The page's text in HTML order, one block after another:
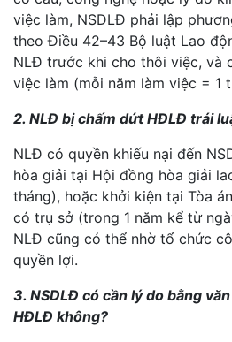
việc làm, NSDLĐ phải lập
theo Điều 42–43 Bộ luật Lao
NLĐ trước khi cho thôi việc, và
việc làm (mỗi năm làm việc = 1
2. NLĐ bị chấm dứt HĐLĐ trái
NLĐ có quyền khiếu nại đến
hòa giải tại Hội đồng hòa giải
tháng), hoặc khởi kiện tại Tòa
có trụ sở (trong 1 năm kể từ
NLĐ cũng có thể nhờ tổ chức
quyền lợi.
3. NSDLĐ có cần lý do bằng
HĐLĐ không?